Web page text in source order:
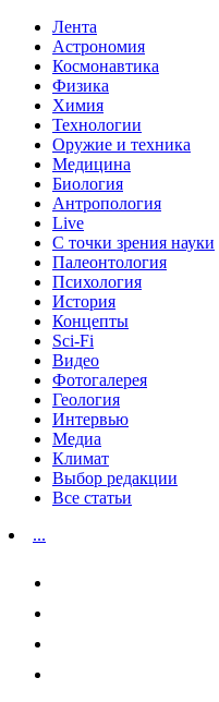
Лента
Астрономия
Космонавтика
Физика
Химия
Технологии
Оружие и техника
Медицина
Биология
Антропология
Live
С точки зрения науки
Палеонтология
Психология
История
Концепты
Sci-Fi
Видео
Фотогалерея
Геология
Интервью
Медиа
Климат
Выбор редакции
Все статьи
...